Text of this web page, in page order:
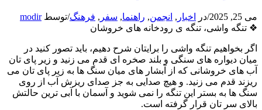
می 25, 2025 /در اخبار , انجمن, راهنما, سفر , فرهنگ/توسطmodir
❖ تنگه واشی، تنگه ی رودخانه های خروشان
اگر بخواهیم تنگه واشی را برایتان شرح دهیم، باید تصور کنید در
میان دیواره های سنگی و بلند صخره ای قدم می زنید و زیر پای تان
آب های خر وشانی که از آبشار های میان سنگ ها به زیر پای تان می
ریزند قدم می زنید. و هیچ صدایی به جز صدای ریزش آب از روی
سنگ ها به بستر این تنگه را نمی شوید و آسمان با آبی ترین حالتش
بالای سر تان قرار گرفته است.